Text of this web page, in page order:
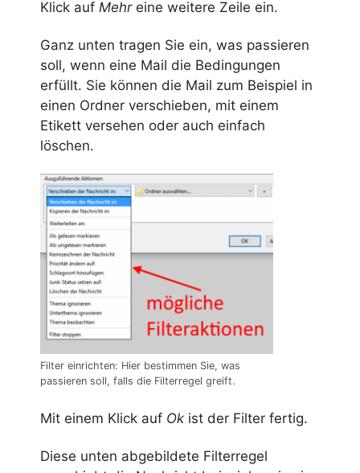
Klick auf Mehreine weitere Zeile ein.
Ganz unten tragen Sie ein, was passieren
soll, wenn eine Mail die Bedingungen
erfüllt. Sie können die Mail zum Beispiel in
einen Ordner verschieben, mit einem
Etikett versehen oder auch einfach
löschen.
Filter einrichten: Hier bestimmen Sie, was
passieren soll, falls die Filterregel greift.
Mit einem Klick auf Ok ist der Filter fertig.
Diese unten abgebildete Filterregel